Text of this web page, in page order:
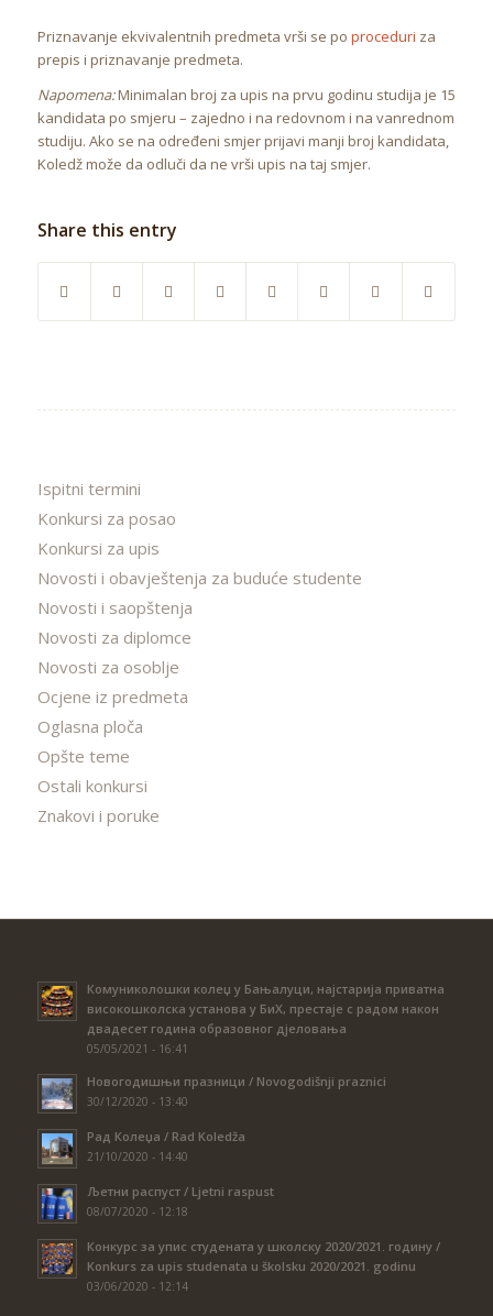
Priznavanje ekvivalentnih predmeta vrši se po proceduri za
prepis i priznavanje predmeta.
Napomena:Minimalan broj za upis na prvu godinu studija je 15
kandidata po smjeru – zajedno i na redovnom i na vanrednom
studiju. Ako se na određeni smjer prijavi manji broj kandidata,
Koledž može da odluči da ne vrši upis na taj smjer.
Share this entry
Ispitni termini
Konkursi za posao
Konkursi za upis
Novosti i obavještenja za buduće studente
Novosti i saopštenja
Novosti za diplomce
Novosti za osoblje
Ocjene iz predmeta
Oglasna ploča
Opšte teme
Ostali konkursi
Znakovi i poruke
Комуниколошки колеџ у Бањалуци, најстарија приватна
високошколска установа у БиХ, престаје с радом након
двадесет година образовног дјеловања
05/05/2021 - 16:41
Новогодишњи празници / Novogodišnji praznici
30/12/2020 - 13:40
Рад Колеџа / Rad Koledža
21/10/2020 - 14:40
Љетни распуст / Ljetni raspust
08/07/2020 - 12:18
Конкурс за упис студената у школску 2020/2021. годину /
Konkurs za upis studenata u školsku 2020/2021. godinu
03/06/2020 - 12:14